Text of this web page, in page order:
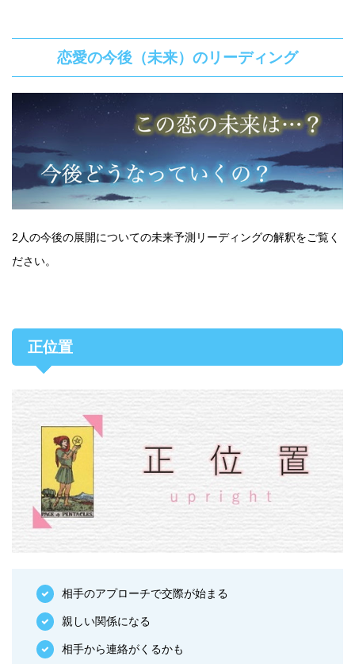
恋愛の今後（未来）のリーディング
2人の今後の展開についての未来予測リーディングの解釈をご覧く
ださい。
正位置
相手のアプローチで交際が始まる
親しい関係になる
相手から連絡がくるかも